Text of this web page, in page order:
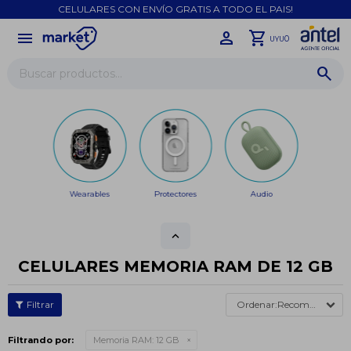
CELULARES CON ENVÍO GRATIS A TODO EL PAIS!
menu UYU0
Wearables Protectores Audio
CELULARES MEMORIA RAM DE 12 GB
Recomendados
Filtrando por: Memoria RAM: 12 GB
close